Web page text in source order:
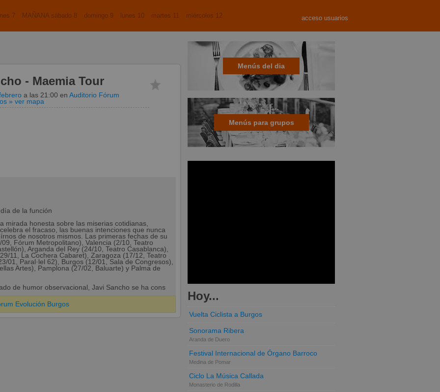
acceso usuarios
7 MAÑANA sábado 8 domingo 9 lunes 10 martes 11 miércoles 12
- Maemia Tour
a las 21:00 en Auditorio Fórum
» ver mapa
de la función
mirada honesta sobre las miserias cotidianas,
el fracaso, las buenas intenciones que nunca
de nosotros mismos. Las primeras fechas de su
Fórum Metropolitano), Valencia (2/10, Teatro
Arganda del Rey (24/10, Teatro Casablanca),
11, La Cochera Cabaret), Zaragoza (17/12, Teatro
01, Paral·lel 62), Burgos (12/01, Sala de Congresos),
Artes), Pamplona (27/02, Baluarte) y Palma de
de humor observacional, Javi Sancho se ha cons
Evolución Burgos
Menús del dia
Menús para grupos
Hoy...
Vuelta Ciclista a Burgos
Sonorama Ribera
Aranda de Duero
Festival Internacional de Órgano Barroco
Medina de Pomar
Ciclo La Música Callada
Monasterio de Rodilla